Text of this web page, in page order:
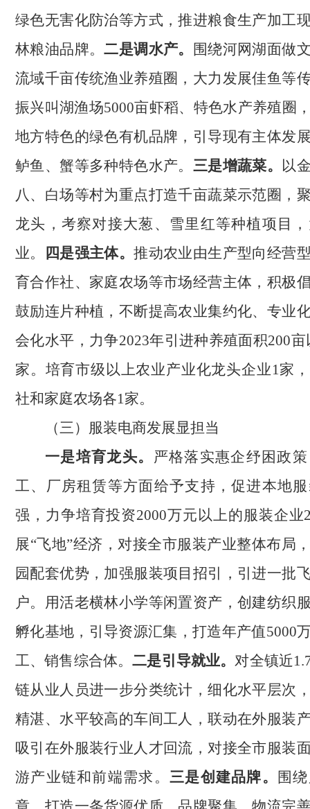
绿色无害化防治等方式，推进粮食生产加工
林粮油品牌。二是调水产。
围绕河网湖面做
流域千亩传统渔业养殖圈 ，大力发展佳鱼等
振兴叫湖渔场5000亩虾稻、特色水产养殖圈
地方特色的绿色有机品牌， 引导现有主体发
鲈鱼、蟹等多种特色水产。 三是增蔬菜。
以
八、白场等村为重点打造千亩蔬菜示范圈，
龙头，考察对接大葱、雪里红等种植项目
业。
四是强主体。推动农业由生产型向经营
育合作社、家庭农场等市场经营主体，积极
鼓励连片种植，不断提高农业集约化、专业
会化水平，力争2023年引进种养殖面积200
家。培育市级以上农业产业化龙头企业1家
社和家庭农场各1家。
（三）服装电商发展显担当
一是培育龙头。
严格落实惠企纾困政
工、厂房租赁等方面给予支持，促进本地
强，力争培育投资2000万元以上的服装企业
展“飞地”经济，对接全市服装产业整体布局
园配套优势，加强服装项目招引，引进一批
户。用活老横林小学等闲置资产，创建纺织
孵化基地，引导资源汇集，打造年产值5000
工、销售综合体。二是引导就业。对全镇近
链从业人员进一步分类统计，细化水平层次
精湛、水平较高的车间工人，联动在外服装
吸引在外服装行业人才回流，对接全市服装
游产业链和前端需求。 三是创建品牌。
围